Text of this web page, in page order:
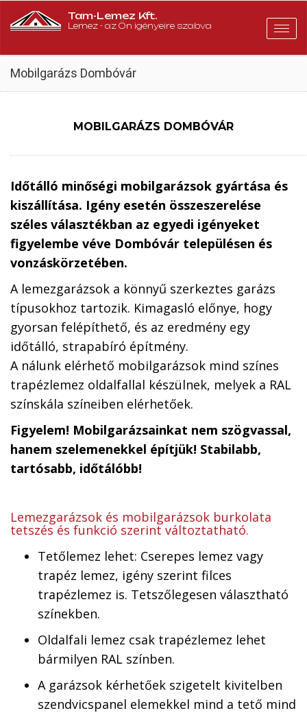
Tam-Lemez Kft.
Lemez - az Ön igényeire szabva
Mobilgarázs Dombóvár
MOBILGARÁZS DOMBÓVÁR
Időtálló minőségi mobilgarázsok gyártása és
kiszállítása. Igény esetén összeszerelése
széles választékban az egyedi igényeket
figyelembe véve Dombóvár településen és
vonzáskörzetében.
A lemezgarázsok a könnyű szerkeztes garázs
típusokhoz tartozik. Kimagasló előnye, hogy
gyorsan felépíthető, és az eredmény egy
időtálló, strapabíró építmény.
A nálunk elérhető mobilgarázsok mind színes
trapézlemez oldalfallal készülnek, melyek a RAL
színskála színeiben elérhetőek.
Figyelem! Mobilgarázsainkat nem szögvassal,
hanem szelemenekkel építjük! Stabilabb,
tartósabb, időtálóbb!
Lemezgarázsok és mobilgarázsok burkolata
tetszés és funkció szerint változtatható.
Tetőlemez lehet: Cserepes lemez vagy
trapéz lemez, igény szerint filces
trapézlemez is. Tetszőlegesen választható
színekben.
Oldalfali lemez csak trapézlemez lehet
bármilyen RAL színben.
A garázsok kérhetőek szigetelt kivitelben
szendvicspanel elemekkel mind a tető mind